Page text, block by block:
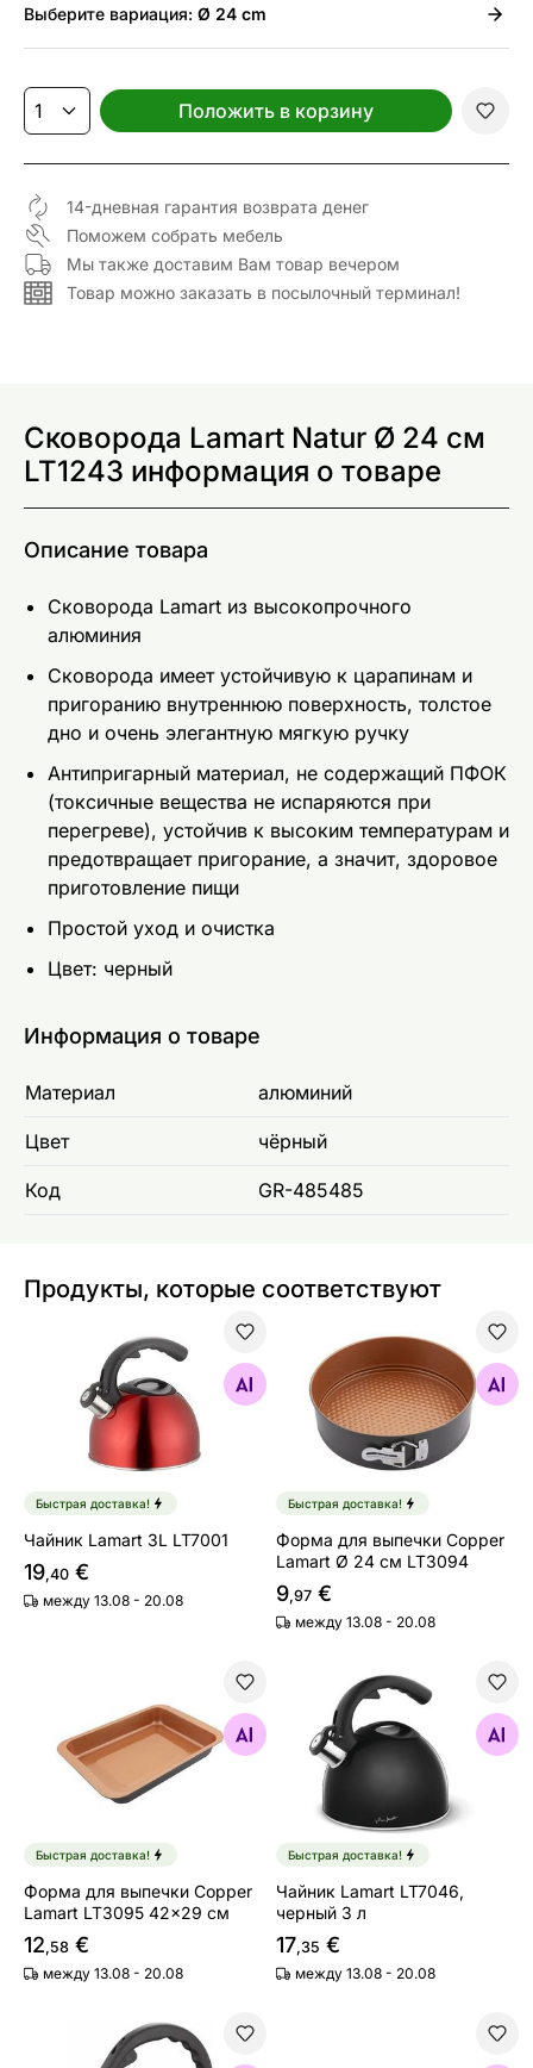
Выберите вариация: Ø 24 cm
Положить в корзину
14-дневная гарантия возврата денег
Поможем собрать мебель
Мы также доставим Вам товар вечером
Товар можно заказать в посылочный терминал!
Сковорода Lamart Natur Ø 24 см
LT1243 информация о товаре
Описание товара
Сковорода Lamart из высокопрочного
алюминия
Сковорода имеет устойчивую к царапинам и
пригоранию внутреннюю поверхность, толстое
дно и очень элегантную мягкую ручку
Антипригарный материал, не содержащий ПФОК
(токсичные вещества не испаряются при
перегреве), устойчив к высоким температурам и
предотвращает пригорание, а значит, здоровое
приготовление пищи
Простой уход и очистка
Цвет: чeрный
Информация о товаре
Материал алюминий
Цвет чёрный
Код GR-485485
Продукты, которые соответствуют
Чайник Lamart 3L LT7001
Найдите похожие
Быстрая доставка!
Чайник Lamart 3L LT7001
19,40 €
между 13.08 - 20.08
Форма для выпечки
Найдите похожие
Быстрая доставка!
Форма для выпечки Copper
Lamart Ø 24 см LT3094
9,97 €
между 13.08 - 20.08
Форма для выпечки Copper Lamart LT3095 42x29 см
Найдите похожие
Быстрая доставка!
Форма для выпечки Copper
Lamart LT3095 42x29 см
12,58 €
между 13.08 - 20.08
Чайник Lamart LT7046,
Найдите похожие
Быстрая доставка!
Чайник Lamart LT7046,
черный 3 л
17,35 €
между 13.08 - 20.08
Чйник Lamart LT7003, медный 2 л